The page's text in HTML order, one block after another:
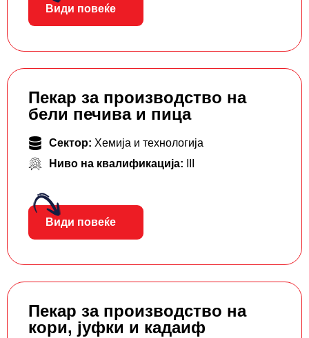
Види повеќе
Пекар за производство на
бели печива и пица
Сектор: Хемија и технологија
Ниво на квалификација:
Види повеќе
Пекар за производство на
кори, јуфки и кадаиф